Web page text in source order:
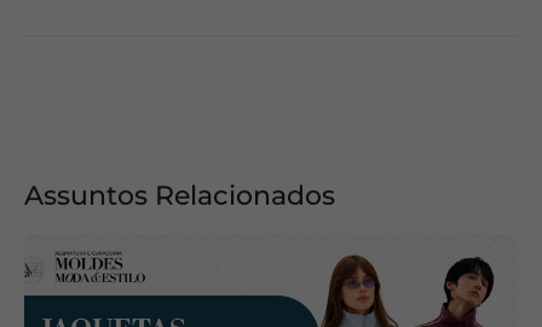
Assuntos Relacionados